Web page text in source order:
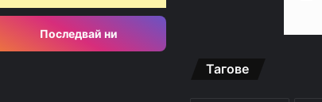
Последвай ни
Тагове